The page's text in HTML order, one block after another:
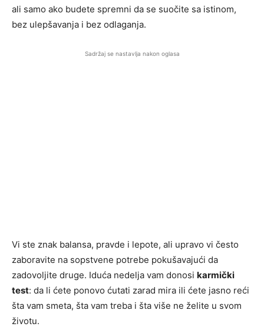
ali samo ako budete spremni da se suočite sa istinom,
bez ulepšavanja i bez odlaganja.
Sadržaj se nastavlja nakon oglasa
Vi ste znak balansa, pravde i lepote, ali upravo vi često
zaboravite na sopstvene potrebe pokušavajući da
zadovoljite druge. Iduća nedelja vam donosi karmički
test: da li ćete ponovo ćutati zarad mira ili ćete jasno reći
šta vam smeta, šta vam treba i šta više ne želite u svom
životu.